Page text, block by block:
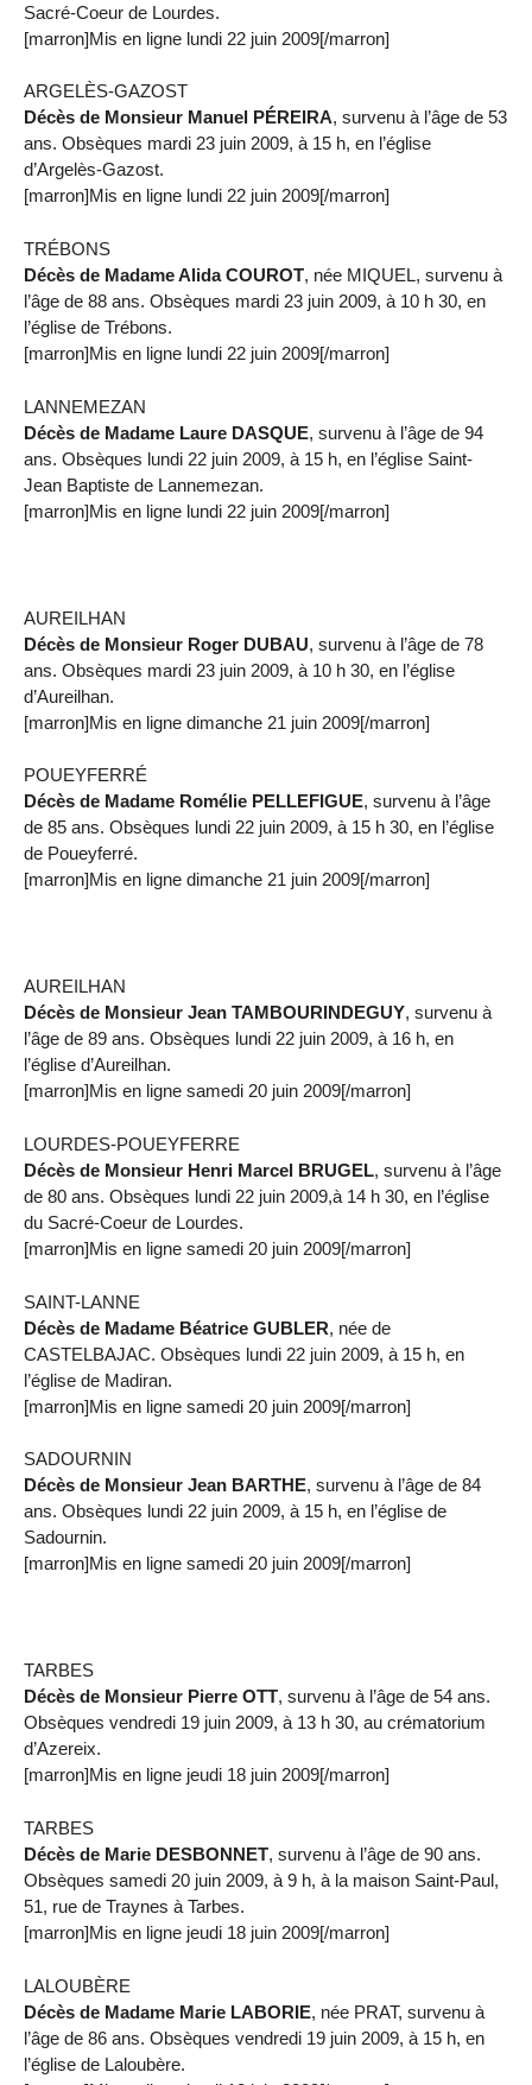
Sacré-Coeur de Lourdes.
[marron]Mis en ligne lundi 22 juin 2009[/marron]
ARGELÈS-GAZOST
Décès de Monsieur Manuel PÉREIRA, survenu à l’âge de 53
ans. Obsèques mardi 23 juin 2009, à 15 h, en l’église
d’Argelès-Gazost.
[marron]Mis en ligne lundi 22 juin 2009[/marron]
TRÉBONS
Décès de Madame Alida COUROT, née MIQUEL, survenu à
l’âge de 88 ans. Obsèques mardi 23 juin 2009, à 10 h 30, en
l’église de Trébons.
[marron]Mis en ligne lundi 22 juin 2009[/marron]
LANNEMEZAN
Décès de Madame Laure DASQUE, survenu à l’âge de 94
ans. Obsèques lundi 22 juin 2009, à 15 h, en l’église Saint-
Jean Baptiste de Lannemezan.
[marron]Mis en ligne lundi 22 juin 2009[/marron]
AUREILHAN
Décès de Monsieur Roger DUBAU, survenu à l’âge de 78
ans. Obsèques mardi 23 juin 2009, à 10 h 30, en l’église
d’Aureilhan.
[marron]Mis en ligne dimanche 21 juin 2009[/marron]
POUEYFERRÉ
Décès de Madame Romélie PELLEFIGUE, survenu à l’âge
de 85 ans. Obsèques lundi 22 juin 2009, à 15 h 30, en l’église
de Poueyferré.
[marron]Mis en ligne dimanche 21 juin 2009[/marron]
AUREILHAN
Décès de Monsieur Jean TAMBOURINDEGUY, survenu à
l’âge de 89 ans. Obsèques lundi 22 juin 2009, à 16 h, en
l’église d’Aureilhan.
[marron]Mis en ligne samedi 20 juin 2009[/marron]
LOURDES-POUEYFERRE
Décès de Monsieur Henri Marcel BRUGEL, survenu à l’âge
de 80 ans. Obsèques lundi 22 juin 2009,à 14 h 30, en l’église
du Sacré-Coeur de Lourdes.
[marron]Mis en ligne samedi 20 juin 2009[/marron]
SAINT-LANNE
Décès de Madame Béatrice GUBLER, née de
CASTELBAJAC. Obsèques lundi 22 juin 2009, à 15 h, en
l’église de Madiran.
[marron]Mis en ligne samedi 20 juin 2009[/marron]
SADOURNIN
Décès de Monsieur Jean BARTHE, survenu à l’âge de 84
ans. Obsèques lundi 22 juin 2009, à 15 h, en l’église de
Sadournin.
[marron]Mis en ligne samedi 20 juin 2009[/marron]
TARBES
Décès de Monsieur Pierre OTT, survenu à l’âge de 54 ans.
Obsèques vendredi 19 juin 2009, à 13 h 30, au crématorium
d’Azereix.
[marron]Mis en ligne jeudi 18 juin 2009[/marron]
TARBES
Décès de Marie DESBONNET, survenu à l’âge de 90 ans.
Obsèques samedi 20 juin 2009, à 9 h, à la maison Saint-Paul,
51, rue de Traynes à Tarbes.
[marron]Mis en ligne jeudi 18 juin 2009[/marron]
LALOUBÈRE
Décès de Madame Marie LABORIE, née PRAT, survenu à
l’âge de 86 ans. Obsèques vendredi 19 juin 2009, à 15 h, en
l’église de Laloubère.